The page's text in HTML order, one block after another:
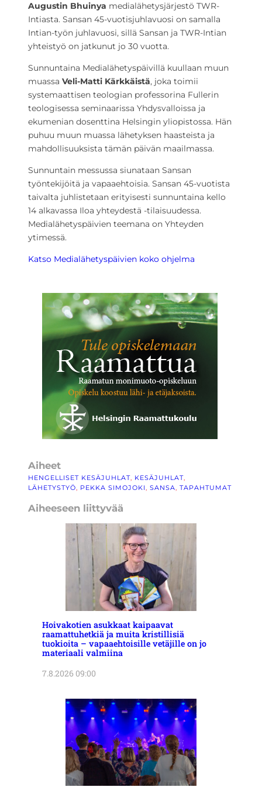
Augustin Bhuinya medialähetysjärjestö TWR-
Intiasta. Sansan 45-vuotisjuhlavuosi on samalla
Intian-työn juhlavuosi, sillä Sansan ja TWR-Intian
yhteistyö on jatkunut jo 30 vuotta.
Sunnuntaina Medialähetyspäivillä kuullaan muun
muassa Veli-Matti Kärkkäistä, joka toimii
systemaattisen teologian professorina Fullerin
teologisessa seminaarissa Yhdysvalloissa ja
ekumenian dosenttina Helsingin yliopistossa. Hän
puhuu muun muassa lähetyksen haasteista ja
mahdollisuuksista tämän päivän maailmassa.
Sunnuntain messussa siunataan Sansan
työntekijöitä ja vapaaehtoisia. Sansan 45-vuotista
taivalta juhlistetaan erityisesti sunnuntaina kello
14 alkavassa Iloa yhteydestä -tilaisuudessa.
Medialähetyspäivien teemana on Yhteyden
ytimessä.
Katso Medialähetyspäivien koko ohjelma
Aiheet
HENGELLISET KESÄJUHLAT, KESÄJUHLAT
LÄHETYSTYÖ, PEKKA SIMOJOKI, SANSA, TAPAHTUMAT
Aiheeseen liittyvää
Hoivakotien asukkaat kaipaavat
raamattuhetkiä ja muita kristillisiä
tuokioita – vapaaehtoisille vetäjille on jo
materiaali valmiina
7.8.2026 09:00